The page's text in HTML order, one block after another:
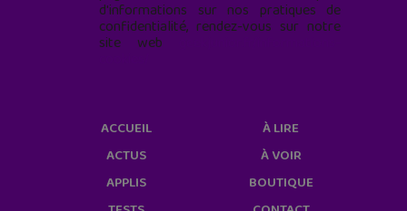
d'informations sur nos pratiques de
confidentialité, rendez-vous sur notre
site web
ACCUEIL
ACTUS
APPLIS
À LIRE
À VOIR
BOUTIQUE